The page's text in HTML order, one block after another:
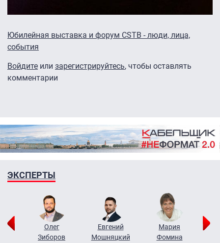
Юбилейная выставка и форум CSTB - люди, лица,
события
Войдите или зарегистрируйтесь, чтобы оставлять
комментарии
ЭКСПЕРТЫ
Олег
Зиборов
Евгений
Мошняцкий
Мария
Фомина